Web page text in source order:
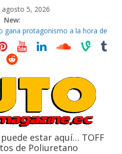
5, 2026
New:
gana protagonismo a la hora de
New Day’ pone en escena a
47ª, recorre 7 provincias en 8
Bolden para cubrir las rutas de La
estar aquí… TOFF
de Poliuretano